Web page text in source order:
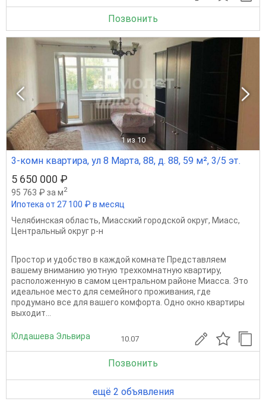
Позвонить
1 из 10
3-комн квартира, ул 8 Марта, 88, д. 88, 59 м², 3/5 эт.
5 650 000 ₽
95 763 ₽ за м2
Ипотека от 27 100 ₽ в месяц
Челябинская область, Миасский городской округ, Миасс,
Центральный округ р-н
Простор и удобство в каждой комнате Представляем
вашему вниманию уютную трехкомнатную квартиру,
расположенную в самом центральном районе Миасса. Это
идеальное место для семейного проживания, где
продумано все для вашего комфорта. Одно окно квартиры
выходит...
Юлдашева Эльвира 10.07
Позвонить
ещё 2 объявления